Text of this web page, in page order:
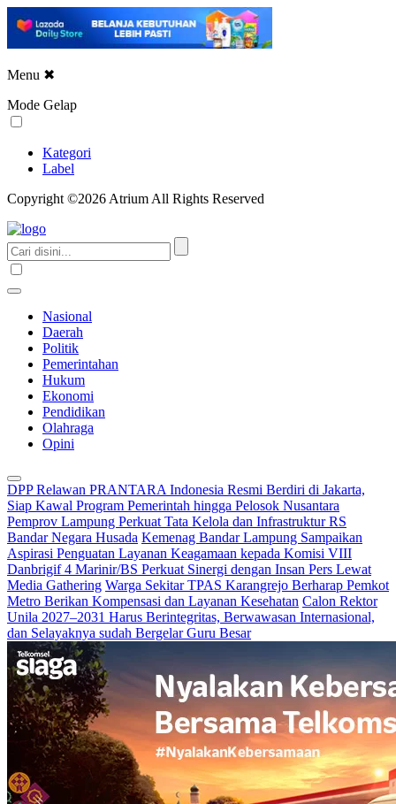
Menu ✖
Mode Gelap
Kategori
Label
Copyright ©2026 Atrium All Rights Reserved
Nasional
Daerah
Politik
Pemerintahan
Hukum
Ekonomi
Pendidikan
Olahraga
Opini
DPP Relawan PRANTARA Indonesia Resmi Berdiri di Jakarta,
Siap Kawal Program Pemerintah hingga Pelosok Nusantara
Pemprov Lampung Perkuat Tata Kelola dan Infrastruktur RS
Bandar Negara Husada Kemenag Bandar Lampung Sampaikan
Aspirasi Penguatan Layanan Keagamaan kepada Komisi VIII
Danbrigif 4 Marinir/BS Perkuat Sinergi dengan Insan Pers Lewat
Media Gathering Warga Sekitar TPAS Karangrejo Berharap Pemkot
Metro Berikan Kompensasi dan Layanan Kesehatan Calon Rektor
Unila 2027–2031 Harus Berintegritas, Berwawasan Internasional,
dan Selayaknya sudah Bergelar Guru Besar